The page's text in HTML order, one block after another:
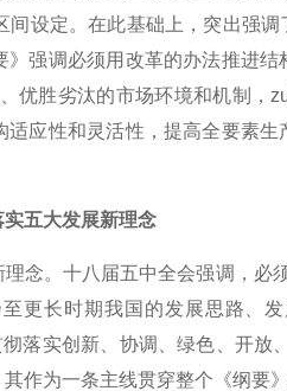
间设定。在此基础上，突出强
强调必须用改革的办法推进
优胜劣汰的市场环境和机制，
应性和灵活性，提高全要素
五大发展新理念
。十八届五中全会强调，必
更长时期我国的发展思路、
落实创新、协调、绿色、开
作为一条主线贯穿整个《纲要》